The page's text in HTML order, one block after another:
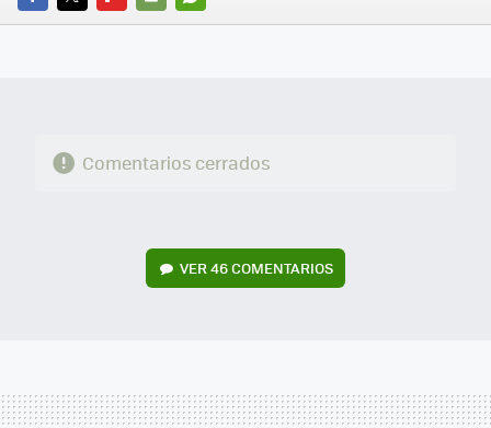
FACEBOOK
TWITTERFLIPBOARD
E-
WHATSAPP
Comentarios cerrados
VER 46 COMENTARIOS